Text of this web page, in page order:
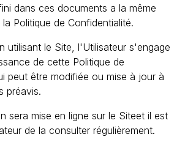
dans ces documents a la même
Politique de Confidentialité.
utilisant le Site, l'Utilisateur s'engage
de cette Politique de
peut être modifiée ou mise à jour à
préavis.
sera mise en ligne sur le Siteet il est
de la consulter régulièrement.